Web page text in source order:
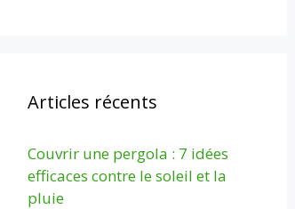
Articles récents
Couvrir une pergola : 7 idées
efficaces contre le soleil et la
pluie